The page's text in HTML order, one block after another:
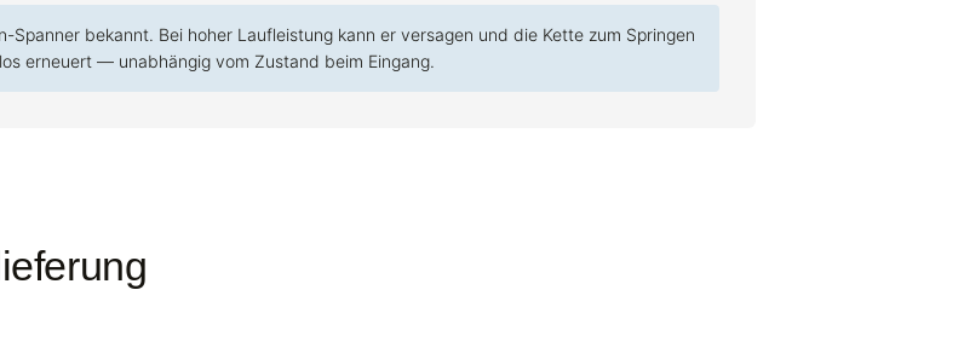
Spanner bekannt. Bei hoher Laufleistung kann er versagen und die Kette zum Springen
erneuert — unabhängig vom Zustand beim Eingang.